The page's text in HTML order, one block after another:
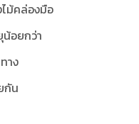
ไม้คล่องมือ
น้อยกว่า
าง
กัน